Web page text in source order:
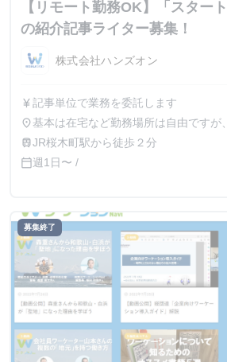
【リモート勤務OK】「スター
の紹介記事ライター募集！
株式会社ハンズオン
currency_yen 記事単位で業務を委託します
place 基本は在宅など勤務場所は自由ですが
ベントなどの取材、チームでの打ち合
を含む神奈川県全域や東京都内などの
trainJR桜木町駅から徒歩２分
calendar_today週1日〜 /
募集終了